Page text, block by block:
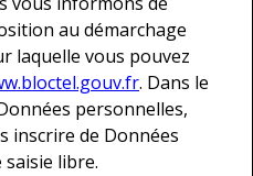
au démarchage
laquelle vous pouvez
. Dans le
personnelles,
inscrire de Données
saisie libre.